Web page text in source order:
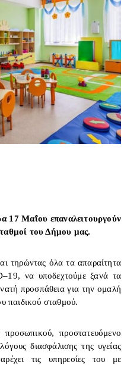
17 Μαΐου επαναλειτουργούν
του Δήμου μας.
τηρώντας όλα τα απαραίτητα
–19, να υποδεχτούμε ξανά τα
προσπάθεια για την ομαλή
παιδικού σταθμού.
προστατευόμενο
διασφάλισης της υγείας
τις υπηρεσίες του με